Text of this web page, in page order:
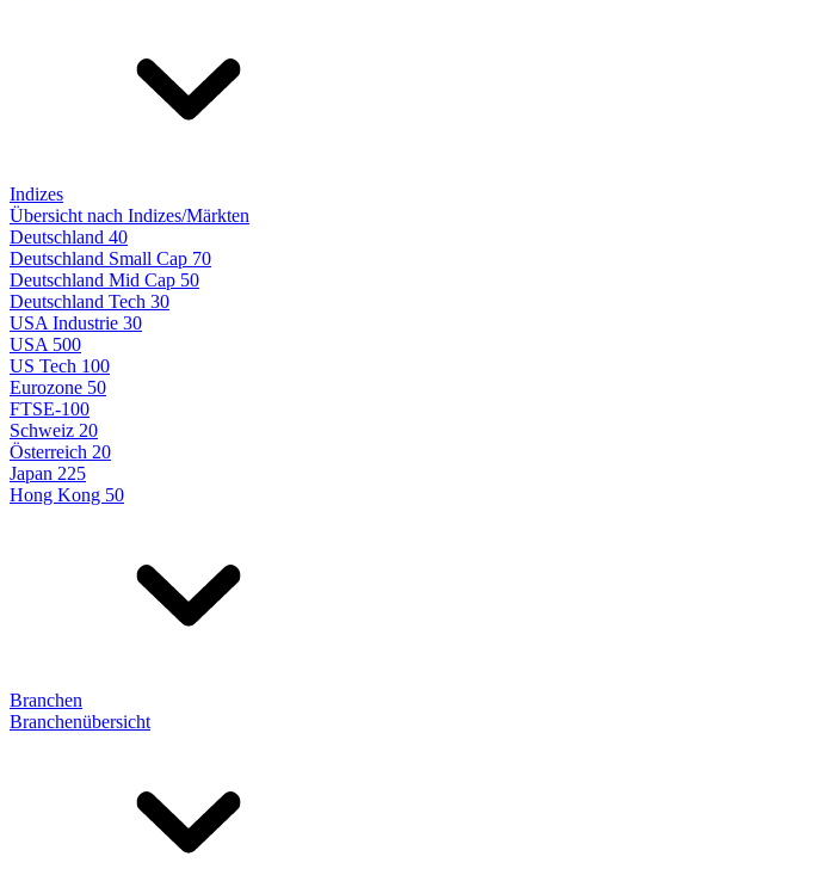
Indizes
Übersicht nach Indizes/Märkten
Deutschland 40
Deutschland Small Cap 70
Deutschland Mid Cap 50
Deutschland Tech 30
USA Industrie 30
USA 500
US Tech 100
Eurozone 50
FTSE-100
Schweiz 20
Österreich 20
Japan 225
Hong Kong 50
Branchen
Branchenübersicht